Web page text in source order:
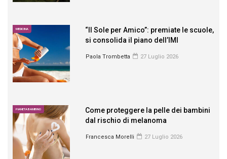
MEDICINA
“Il Sole per Amico”: premiate le scuole,
si consolida il piano dell’IMI
Paola Trombetta 27 Luglio 2026
PIANETA BAMBINO
Come proteggere la pelle dei bambini
dal rischio di melanoma
Francesca Morelli 27 Luglio 2026